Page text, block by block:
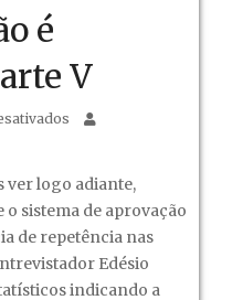
é
V
em
ver logo adiante,
sistema de aprovação
de repetência nas
Edésio
indicando a